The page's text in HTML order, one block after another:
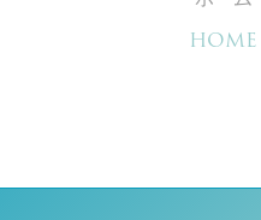
HOME